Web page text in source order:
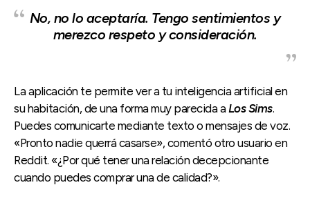
No, no lo aceptaría. Tengo sentimientos y
merezco respeto y consideración.
La aplicación te permite ver a tu inteligencia artificial en
su habitación, de una forma muy parecida a Los Sims.
Puedes comunicarte mediante texto o mensajes de voz.
«Pronto nadie querrá casarse», comentó otro usuario en
Reddit. «¿Por qué tener una relación decepcionante
cuando puedes comprar una de calidad?».